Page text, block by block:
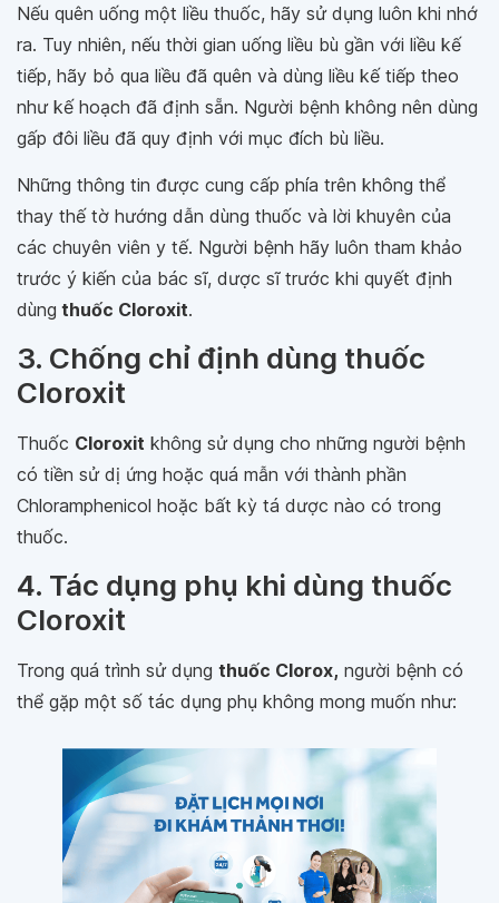
Nếu quên uống một liều thuốc, hãy sử dụng luôn khi nhớ
ra. Tuy nhiên, nếu thời gian uống liều bù gần với liều kế
tiếp, hãy bỏ qua liều đã quên và dùng liều kế tiếp theo
như kế hoạch đã định sẵn. Người bệnh không nên dùng
gấp đôi liều đã quy định với mục đích bù liều.
Những thông tin được cung cấp phía trên không thể
thay thế tờ hướng dẫn dùng thuốc và lời khuyên của
các chuyên viên y tế. Người bệnh hãy luôn tham khảo
trước ý kiến của bác sĩ, dược sĩ trước khi quyết định
dùng thuốc Cloroxit.
3. Chống chỉ định dùng thuốc
Cloroxit
Thuốc Cloroxit không sử dụng cho những người bệnh
có tiền sử dị ứng hoặc quá mẫn với thành phần
Chloramphenicol hoặc bất kỳ tá dược nào có trong
thuốc.
4. Tác dụng phụ khi dùng thuốc
Cloroxit
Trong quá trình sử dụng thuốc Clorox, người bệnh có
thể gặp một số tác dụng phụ không mong muốn như: